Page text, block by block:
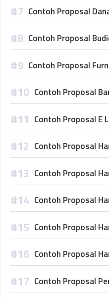
Contoh Proposal
Contoh Proposal
Contoh Proposal
Contoh Proposal
Contoh Proposal E
Contoh Proposal
Contoh Proposal
Contoh Proposal
Contoh Proposal
Contoh Proposal
Contoh Proposal